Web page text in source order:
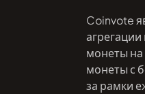
Coinvote
монеты на
монеты с
за рамки